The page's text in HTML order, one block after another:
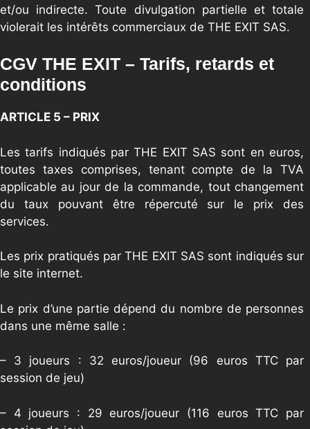
et/ou indirecte. Toute divulgation partielle et totale
violerait les intérêts commerciaux de THE EXIT SAS.
CGV THE EXIT – Tarifs, retards et
conditions
ARTICLE 5 – PRIX
Les tarifs indiqués par THE EXIT SAS sont en euros,
toutes taxes comprises, tenant compte de la TVA
applicable au jour de la commande, tout changement
du taux pouvant être répercuté sur le prix des
services.
Les prix pratiqués par THE EXIT SAS sont indiqués sur
le site internet.
Le prix d’une partie dépend du nombre de personnes
dans une même salle :
– 3 joueurs : 32 euros/joueur (96 euros TTC par
session de jeu)
– 4 joueurs : 29 euros/joueur (116 euros TTC par